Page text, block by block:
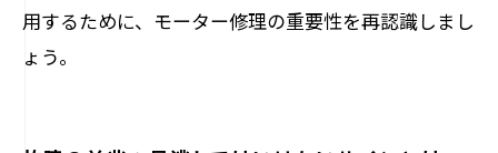
用するために、モーター修理の重要性を再認識しまし
ょう。